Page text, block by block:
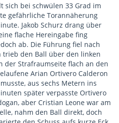
sich bei schwülen 33 Grad im
gefährliche Torannäherung
Jakob Schurz drang über
flache Hereingabe fing
ab. Die Führung fiel nach
trieb den Ball über den linken
der Strafraumseite flach an den
Arian Ortivero Calderon
aus sechs Metern ins
später verpasste Ortivero
aber Cristian Leone war am
nahm den Ball direkt, doch